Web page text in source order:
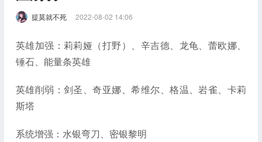
提莫就不死 2022-08-02 14:06
英雄加强：莉莉娅（打野）、辛吉德、龙龟、蕾欧娜、
锤石、能量条英雄
英雄削弱：剑圣、奇亚娜、希维尔、格温、岩雀、卡莉
斯塔
系统增强：水银弯刀、密银黎明